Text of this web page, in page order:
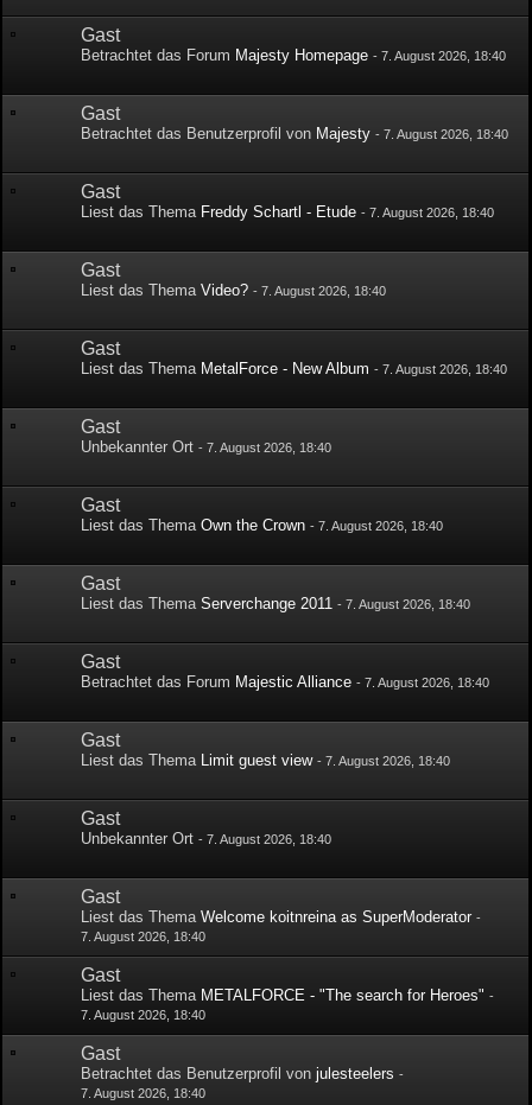
Gast
Betrachtet das Forum Majesty Homepage -7. August 2026, 18:40
Gast
Betrachtet das Benutzerprofil von Majesty -7. August 2026, 18:40
Gast
Liest das Thema Freddy Schartl - Etude -7. August 2026, 18:40
Gast
Liest das ThemaVideo? -7. August 2026, 18:40
Gast
Liest das Thema MetalForce - New Album -7. August 2026, 18:40
Gast
Unbekannter Ort-7. August 2026, 18:40
Gast
Liest das ThemaOwn the Crown -7. August 2026, 18:40
Gast
Liest das ThemaServerchange 2011 -7. August 2026, 18:40
Gast
Betrachtet das Forum Majestic Alliance -7. August 2026, 18:40
Gast
Liest das Thema Limit guest view -7. August 2026, 18:40
Gast
Unbekannter Ort-7. August 2026, 18:40
Gast
Liest das ThemaWelcome koitnreina as SuperModerator -
7. August 2026, 18:40
Gast
Liest das Thema METALFORCE - "The search for Heroes" -
7. August 2026, 18:40
Gast
Betrachtet das Benutzerprofil vonjulesteelers -
7. August 2026, 18:40